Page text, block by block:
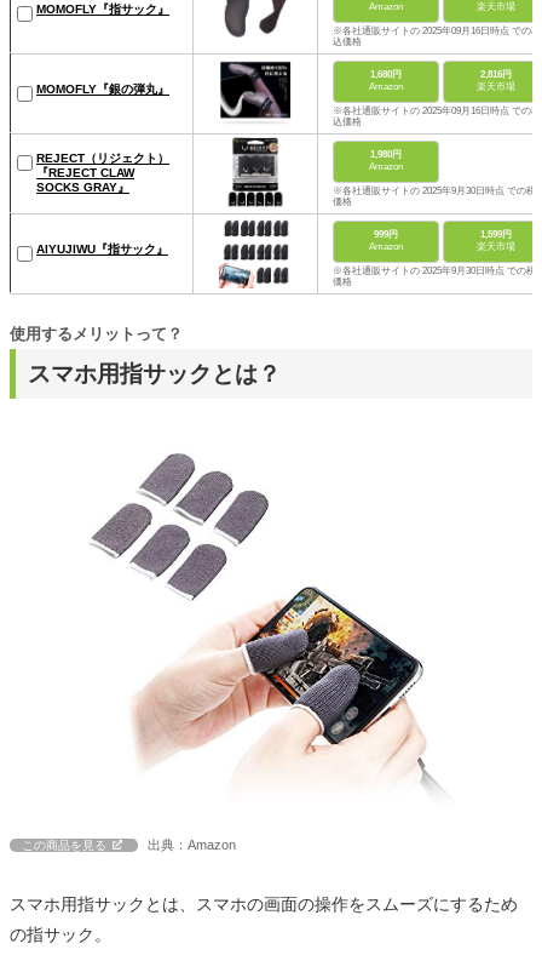
MOMOFLY『指サック』
Amazon
楽天市場
※各社通販サイトの 2025年09月16日時点 での税
込価格
MOMOFLY『銀の弾丸』
1,680円
Amazon
2,816円
楽天市場
※各社通販サイトの 2025年09月16日時点 での税
込価格
REJECT（リジェクト）
『REJECT CLAW
SOCKS GRAY』
1,980円
Amazon
※各社通販サイトの 2025年9月30日時点 での税
価格
AIYUJIWU『指サック』
999円
Amazon
1,599円
楽天市場
※各社通販サイトの 2025年9月30日時点 での税
価格
スマホ用指サックとは？
使用するメリットって？
この商品を見る 出典：Amazon
スマホ用指サックとは、スマホの画面の操作をスムーズにするため
の指サック。